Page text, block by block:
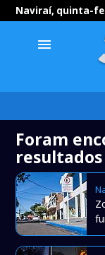
Naviraí, quinta-
menu
Foram